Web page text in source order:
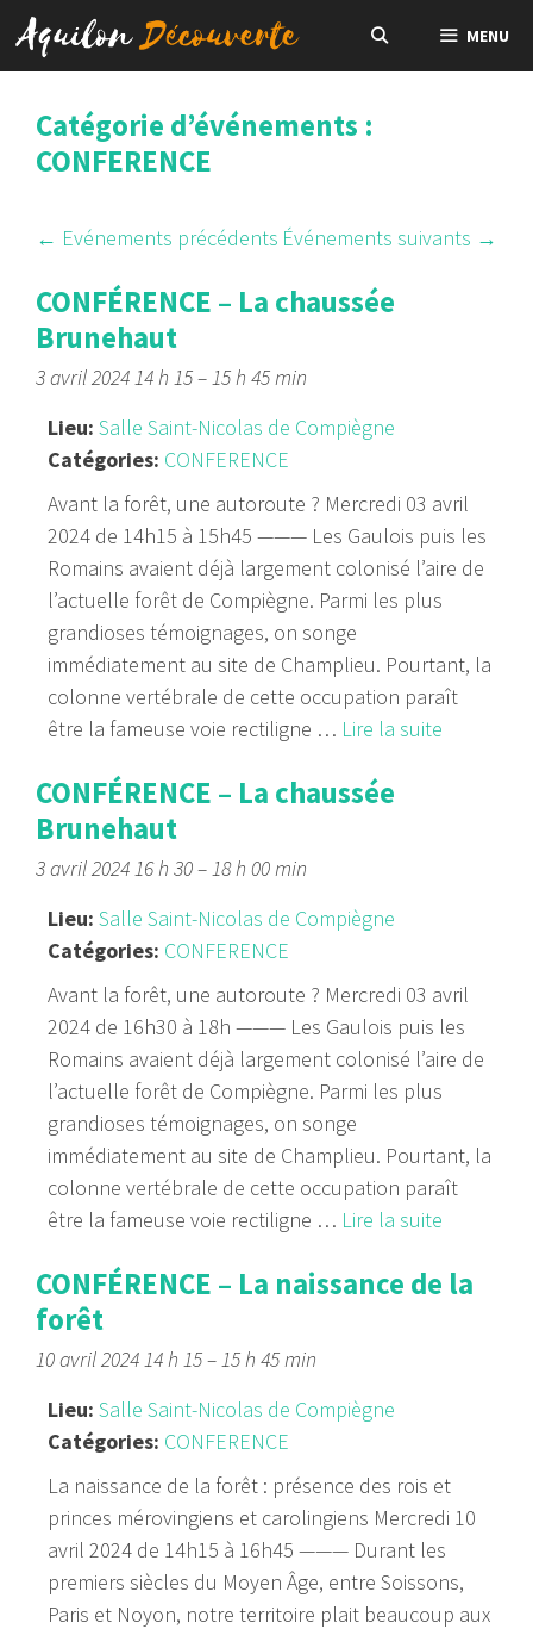
Aller
au
contenu
MENU
Catégorie d’événements :
CONFERENCE
Événements suivants →
← Evénements précédents
CONFÉRENCE – La chaussée
Brunehaut
3 avril 2024 14 h 15–15 h 45 min
Lieu: Salle Saint-Nicolas de Compiègne
Catégories: CONFERENCE
Avant la forêt, une autoroute ? Mercredi 03 avril
2024 de 14h15 à 15h45 ——— Les Gaulois puis les
Romains avaient déjà largement colonisé l’aire de
l’actuelle forêt de Compiègne. Parmi les plus
grandioses témoignages, on songe
immédiatement au site de Champlieu. Pourtant, la
colonne vertébrale de cette occupation paraît
être la fameuse voie rectiligne … Lire la suite
CONFÉRENCE – La chaussée
Brunehaut
3 avril 2024 16 h 30–18 h 00 min
Lieu: Salle Saint-Nicolas de Compiègne
Catégories: CONFERENCE
Avant la forêt, une autoroute ? Mercredi 03 avril
2024 de 16h30 à 18h ——— Les Gaulois puis les
Romains avaient déjà largement colonisé l’aire de
l’actuelle forêt de Compiègne. Parmi les plus
grandioses témoignages, on songe
immédiatement au site de Champlieu. Pourtant, la
colonne vertébrale de cette occupation paraît
être la fameuse voie rectiligne … Lire la suite
CONFÉRENCE – La naissance de la
forêt
10 avril 2024 14 h 15–15 h 45 min
Lieu: Salle Saint-Nicolas de Compiègne
Catégories: CONFERENCE
La naissance de la forêt : présence des rois et
princes mérovingiens et carolingiens Mercredi 10
avril 2024 de 14h15 à 16h45 ——— Durant les
premiers siècles du Moyen Âge, entre Soissons,
Paris et Noyon, notre territoire plait beaucoup aux